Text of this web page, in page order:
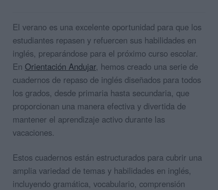
El verano es una excelente oportunidad para que los
estudiantes repasen y refuercen sus habilidades en
inglés, preparándose para el próximo curso escolar.
En Orientación Andujar, hemos creado una serie de
cuadernos de repaso de inglés diseñados para todos
los grados, desde primaria hasta secundaria, que
proporcionan una manera efectiva y divertida de
mantener el aprendizaje activo durante las
vacaciones.
Estos cuadernos están estructurados para cubrir una
amplia variedad de temas y habilidades en inglés,
incluyendo gramática, vocabulario, comprensión